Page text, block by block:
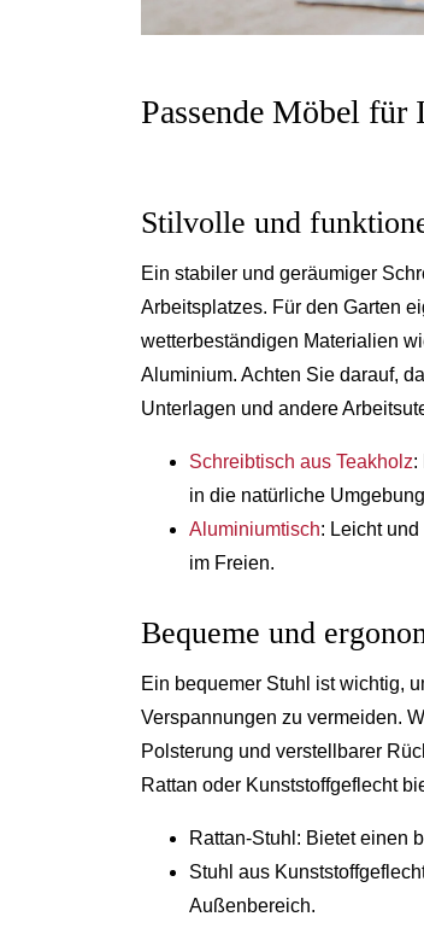
Passende Möbel für
Stilvolle und
Ein stabiler und geräumiger
Arbeitsplatzes. Für den Garten
wetterbeständigen Materialien
Aluminium. Achten Sie darauf,
Unterlagen und andere
Schreibtisch aus Teakholz:
in die natürliche
Aluminiumtisch: Leicht
im Freien.
Bequeme und
Ein bequemer Stuhl ist wichtig,
Verspannungen zu vermeiden.
Polsterung und verstellbarer
Rattan oder Kunststoffgeflecht
Rattan-Stuhl: Bietet einen
Stuhl aus
Außenbereich.